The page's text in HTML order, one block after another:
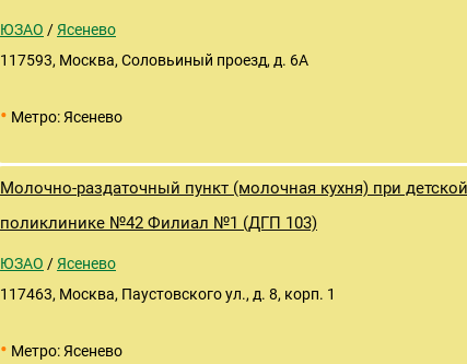
ЮЗАО / Ясенево
117593, Москва, Соловьиный проезд, д. 6А
• Метро: Ясенево
Молочно-раздаточный пункт (молочная кухня) при детской
поликлинике №42 Филиал №1 (ДГП 103)
ЮЗАО / Ясенево
117463, Москва, Паустовского ул., д. 8, корп. 1
• Метро: Ясенево